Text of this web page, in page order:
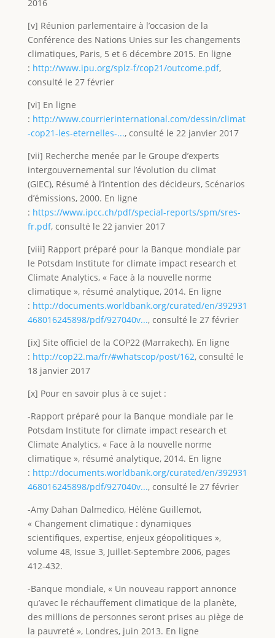
2016
[v] Réunion parlementaire à l’occasion de la
Conférence des Nations Unies sur les changements
climatiques, Paris, 5 et 6 décembre 2015. En ligne
: http://www.ipu.org/splz-f/cop21/outcome.pdf,
consulté le 27 février
[vi] En ligne
: http://www.courrierinternational.com/dessin/climat
-cop21-les-eternelles-..., consulté le 22 janvier 2017
[vii] Recherche menée par le Groupe d’experts
intergouvernemental sur l’évolution du climat
(GIEC), Résumé à l’intention des décideurs, Scénarios
d’émissions, 2000. En ligne
: https://www.ipcc.ch/pdf/special-reports/spm/sres-
fr.pdf, consulté le 22 janvier 2017
[viii] Rapport préparé pour la Banque mondiale par
le Potsdam Institute for climate impact research et
Climate Analytics, « Face à la nouvelle norme
climatique », résumé analytique, 2014. En ligne
: http://documents.worldbank.org/curated/en/392931
468016245898/pdf/927040v..., consulté le 27 février
[ix] Site officiel de la COP22 (Marrakech). En ligne
: http://cop22.ma/fr/#whatscop/post/162, consulté le
18 janvier 2017
[x] Pour en savoir plus à ce sujet :
-Rapport préparé pour la Banque mondiale par le
Potsdam Institute for climate impact research et
Climate Analytics, « Face à la nouvelle norme
climatique », résumé analytique, 2014. En ligne
: http://documents.worldbank.org/curated/en/392931
468016245898/pdf/927040v..., consulté le 27 février
-Amy Dahan Dalmedico, Hélène Guillemot,
« Changement climatique : dynamiques
scientifiques, expertise, enjeux géopolitiques »,
volume 48, Issue 3, Juillet-Septembre 2006, pages
412-432.
-Banque mondiale, « Un nouveau rapport annonce
qu’avec le réchauffement climatique de la planète,
des millions de personnes seront prises au piège de
la pauvreté », Londres, juin 2013. En ligne